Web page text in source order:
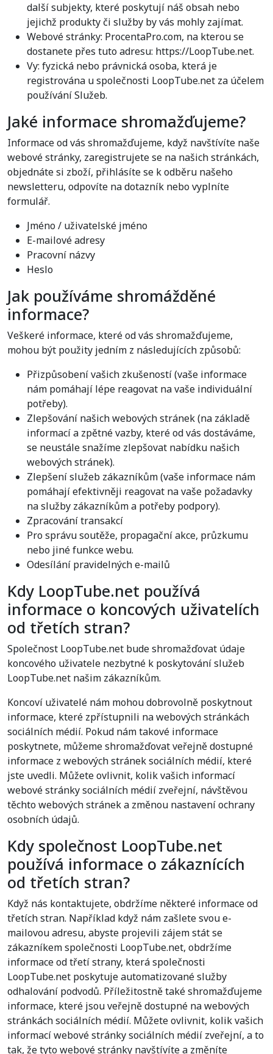
další subjekty, které poskytují náš obsah nebo
jejichž produkty či služby by vás mohly zajímat.
Webové stránky: ProcentaPro.com, na kterou se
dostanete přes tuto adresu: https://LoopTube.net.
Vy: fyzická nebo právnická osoba, která je
registrována u společnosti LoopTube.net za účelem
používání Služeb.
Jaké informace shromažďujeme?
Informace od vás shromažďujeme, když navštívíte naše
webové stránky, zaregistrujete se na našich stránkách,
objednáte si zboží, přihlásíte se k odběru našeho
newsletteru, odpovíte na dotazník nebo vyplníte
formulář.
Jméno / uživatelské jméno
E-mailové adresy
Pracovní názvy
Heslo
Jak používáme shromážděné
informace?
Veškeré informace, které od vás shromažďujeme,
mohou být použity jedním z následujících způsobů:
Přizpůsobení vašich zkušeností (vaše informace
nám pomáhají lépe reagovat na vaše individuální
potřeby).
Zlepšování našich webových stránek (na základě
informací a zpětné vazby, které od vás dostáváme,
se neustále snažíme zlepšovat nabídku našich
webových stránek).
Zlepšení služeb zákazníkům (vaše informace nám
pomáhají efektivněji reagovat na vaše požadavky
na služby zákazníkům a potřeby podpory).
Zpracování transakcí
Pro správu soutěže, propagační akce, průzkumu
nebo jiné funkce webu.
Odesílání pravidelných e-mailů
Kdy LoopTube.net používá
informace o koncových uživatelích
od třetích stran?
Společnost LoopTube.net bude shromažďovat údaje
koncového uživatele nezbytné k poskytování služeb
LoopTube.net našim zákazníkům.
Koncoví uživatelé nám mohou dobrovolně poskytnout
informace, které zpřístupnili na webových stránkách
sociálních médií. Pokud nám takové informace
poskytnete, můžeme shromažďovat veřejně dostupné
informace z webových stránek sociálních médií, které
jste uvedli. Můžete ovlivnit, kolik vašich informací
webové stránky sociálních médií zveřejní, návštěvou
těchto webových stránek a změnou nastavení ochrany
osobních údajů.
Kdy společnost LoopTube.net
používá informace o zákaznících
od třetích stran?
Když nás kontaktujete, obdržíme některé informace od
třetích stran. Například když nám zašlete svou e-
mailovou adresu, abyste projevili zájem stát se
zákazníkem společnosti LoopTube.net, obdržíme
informace od třetí strany, která společnosti
LoopTube.net poskytuje automatizované služby
odhalování podvodů. Příležitostně také shromažďujeme
informace, které jsou veřejně dostupné na webových
stránkách sociálních médií. Můžete ovlivnit, kolik vašich
informací webové stránky sociálních médií zveřejní, a to
tak, že tyto webové stránky navštívíte a změníte